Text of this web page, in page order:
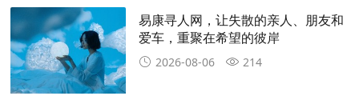
易康寻人网，让失散的亲人、朋友和
爱车，重聚在希望的彼岸
2026-08-06 214